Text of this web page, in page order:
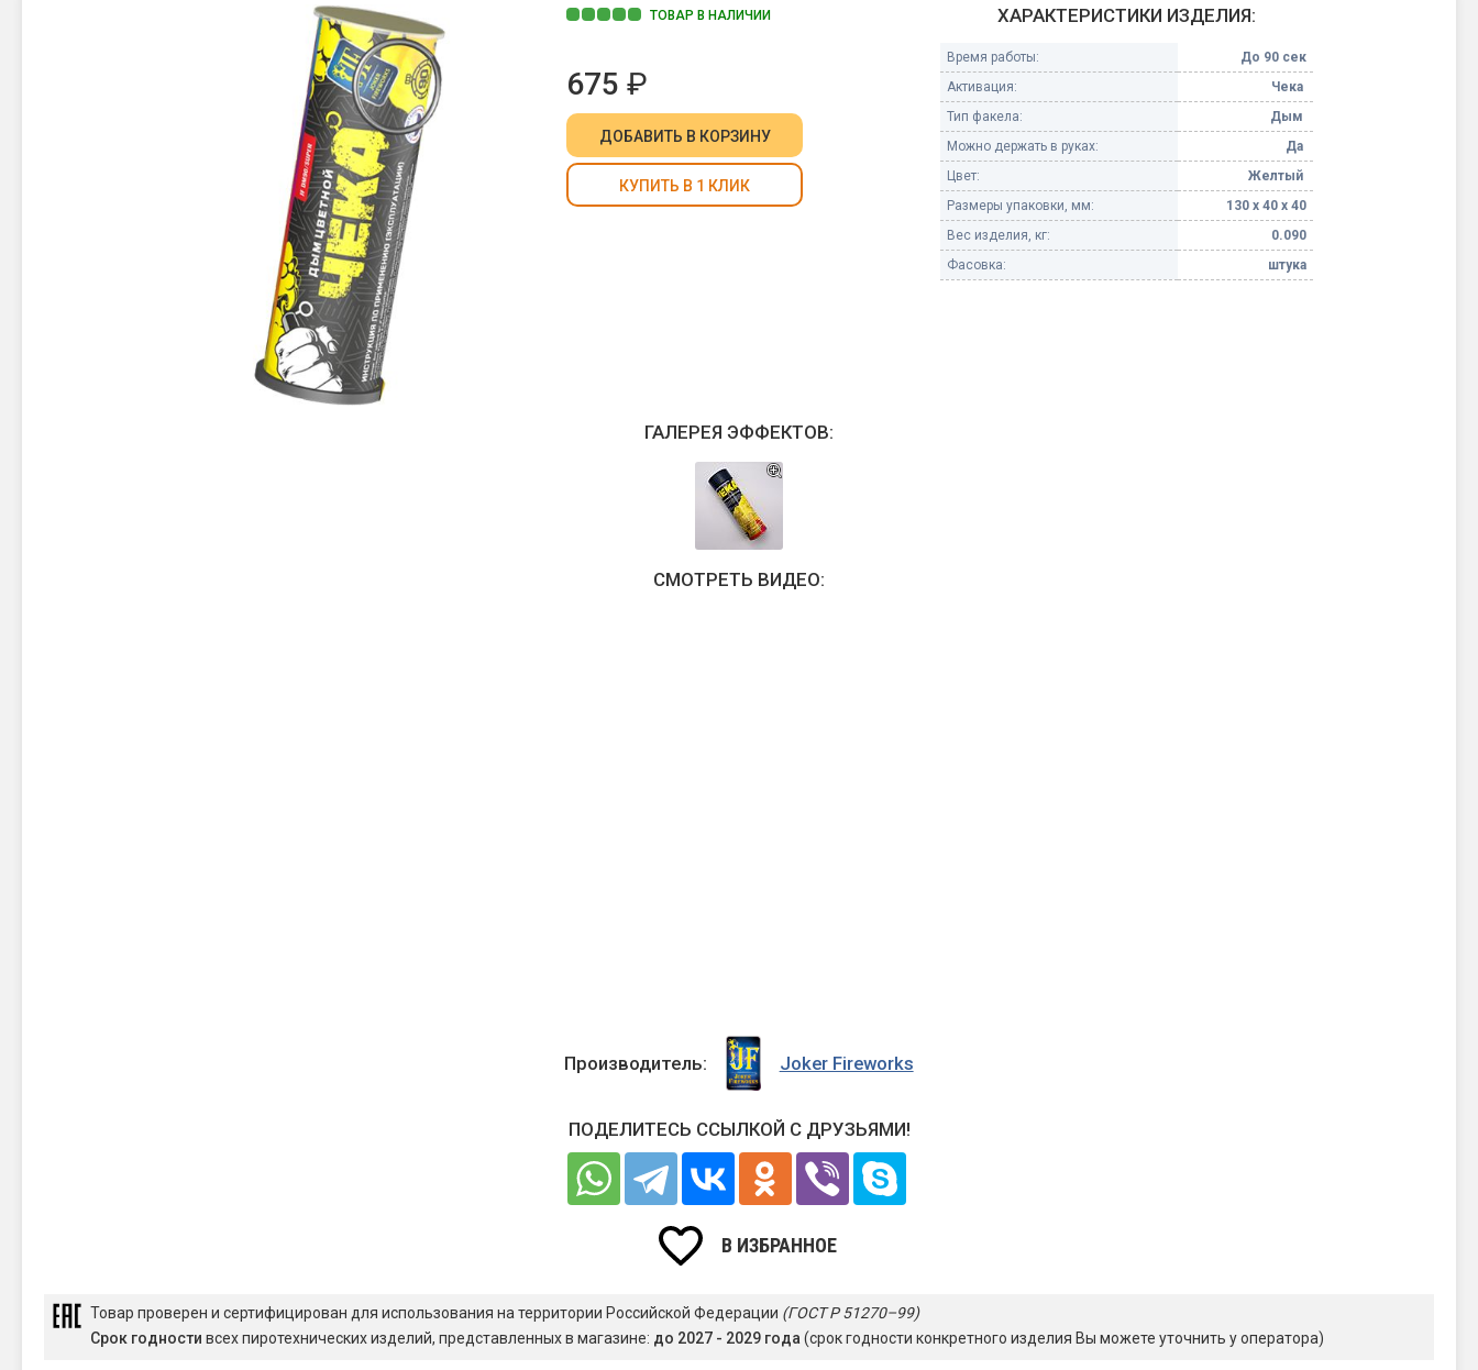
Петарды
Терочные
Фитильные
Летающие и наземные
Бенгальские огни малые
Бенгальские огни большие
Фонтаны пиротехнические
Фонтаны в торт (холодные)
Фестивальные шары
Небесные фонарики
Оборудование для
спецэффектов
Елочные гирлянды
ТОВАР В НАЛИЧИИ
675 ₽
ДОБАВИТЬ В КОРЗИНУ
КУПИТЬ В 1 КЛИК
ХАРАКТЕРИСТИКИ ИЗДЕЛИЯ:
Время работы:
До 90 сек
Активация:
Чека
Тип факела:
Дым
Можно держать в руках:
Да
Цвет:
Желтый
Размеры упаковки, мм:
130 х 40 х 40
Вес изделия, кг:
0.090
Фасовка:
штука
ГАЛЕРЕЯ ЭФФЕКТОВ:
СМОТРЕТЬ ВИДЕО:
Производитель: Joker Fireworks
ПОДЕЛИТЕСЬ ССЫЛКОЙ С ДРУЗЬЯМИ!
В ИЗБРАННОЕ
Товар проверен и сертифицирован для использования на территории Российской Федерации (ГОСТ Р 51270–99)
Срок годности всех пиротехнических изделий, представленных в магазине: до 2027 - 2029 года (срок годности конкретного изделия Вы можете уточнить у оператора)